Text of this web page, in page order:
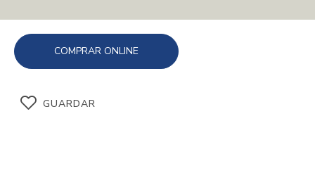
COMPRAR ONLINE
GUARDAR